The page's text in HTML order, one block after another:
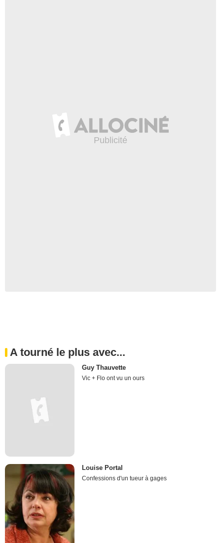
A tourné le plus avec...
Guy Thauvette
Vic + Flo ont vu un ours
Louise Portal
Confessions d'un tueur à gages